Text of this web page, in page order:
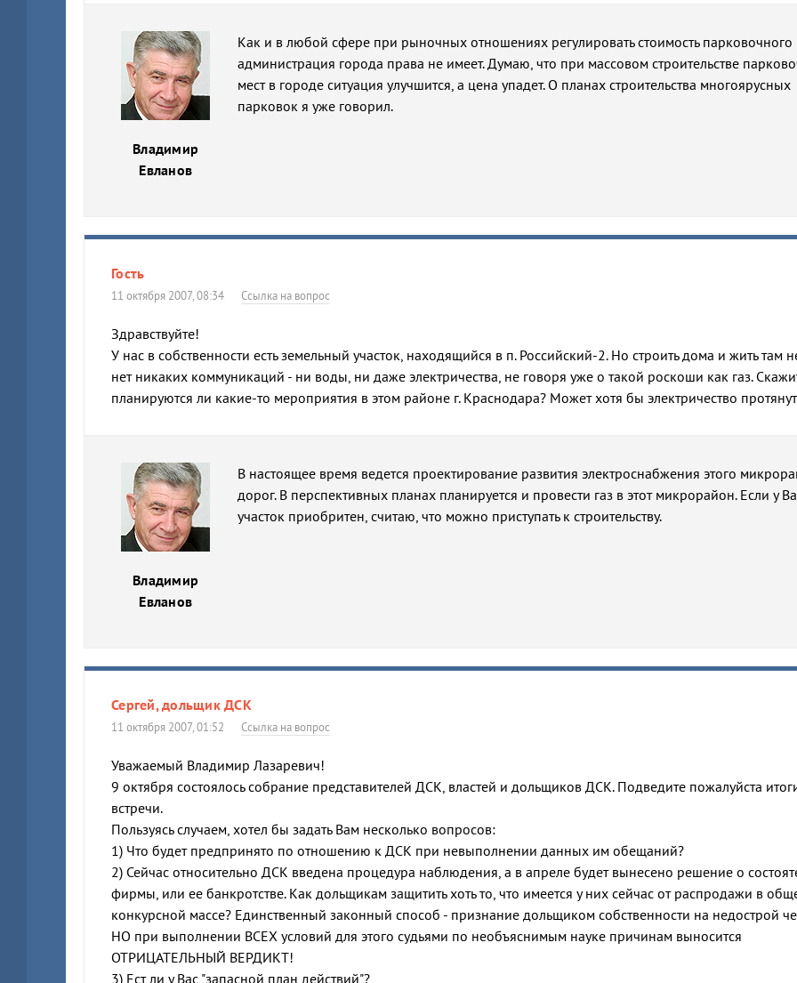
Владимир
Евланов
Как и в любой сфере при рыночных отношениях регулировать стоимость парковочного
администрация города права не имеет. Думаю, что при массовом строительстве
мест в городе ситуация улучшится, а цена упадет. О планах строительства многоярусных
парковок я уже говорил.
Гость
11 октября 2007, 08:34 Ссылка на вопрос
Здравствуйте!
У нас в собственности есть земельный участок, находящийся в п. Российский-2. Но строить дома и жить там
нет никаких коммуникаций - ни воды, ни даже электричества, не говоря уже о такой роскоши как газ.
планируются ли какие-то мероприятия в этом районе г. Краснодара? Может хотя бы электричество
Владимир
Евланов
В настоящее время ведется проектирование развития электроснабжения этого
дорог. В перспективных планах планируется и провести газ в этот микрорайон. Если у
участок приобритен, считаю, что можно приступать к строительству.
Сергей, дольщик ДСК
11 октября 2007, 01:52 Ссылка на вопрос
Уважаемый Владимир Лазаревич!
9 октября состоялось собрание представителей ДСК, властей и дольщиков ДСК. Подведите пожалуйста
встречи.
Пользуясь случаем, хотел бы задать Вам несколько вопросов:
1) Что будет предпринято по отношению к ДСК при невыполнении данных им обещаний?
2) Сейчас относительно ДСК введена процедура наблюдения, а в апреле будет вынесено решение о
фирмы, или ее банкротстве. Как дольщикам защитить хоть то, что имеется у них сейчас от распродажи в
конкурсной массе? Единственный законный способ - признание дольщиком собственности на недострой
НО при выполнении ВСЕХ условий для этого судьями по необъяснимым науке причинам выносится
ОТРИЦАТЕЛЬНЫЙ ВЕРДИКТ!
3) Ест ли у Вас "запасной план действий"?